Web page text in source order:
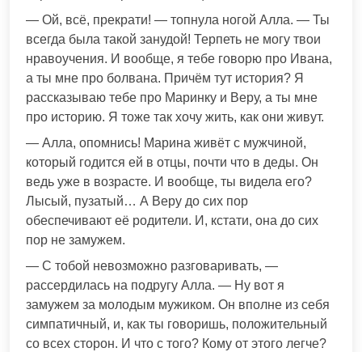
— Ой, всё, прекрати! — топнула ногой Алла. — Ты
всегда была такой занудой! Терпеть не могу твои
нравоучения. И вообще, я тебе говорю про Ивана,
а ты мне про болвана. Причём тут история? Я
рассказываю тебе про Маринку и Веру, а ты мне
про историю. Я тоже так хочу жить, как они живут.
— Алла, опомнись! Марина живёт с мужчиной,
который годится ей в отцы, почти что в деды. Он
ведь уже в возрасте. И вообще, ты видела его?
Лысый, пузатый… А Веру до сих пор
обеспечивают её родители. И, кстати, она до сих
пор не замужем.
— С тобой невозможно разговаривать, —
рассердилась на подругу Алла. — Ну вот я
замужем за молодым мужиком. Он вполне из себя
симпатичный, и, как ты говоришь, положительный
со всех сторон. И что с того? Кому от этого легче?